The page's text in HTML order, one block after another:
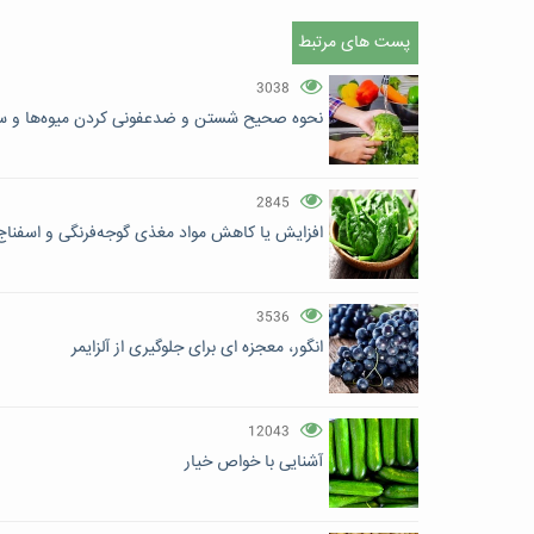
پست های مرتبط
3038
نحوه صحیح شستن و ضدعفونی کردن میوه‌ها و
2845
افزایش یا کاهش مواد مغذی گوجه‌فرنگی و
3536
انگور، معجزه ای برای جلوگیری از آلزایمر
12043
آشنایی با خواص خیار